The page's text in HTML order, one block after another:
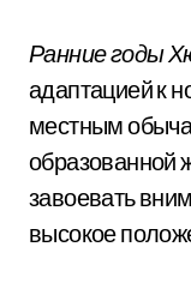
Ранние годы
адаптацией к
местным
образованной
завоевать
высокое